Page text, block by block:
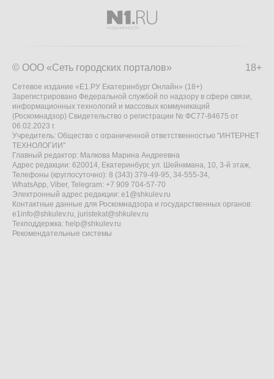
18+
© ООО «Сеть городских порталов»
Сетевое издание «Е1.РУ Екатеринбург Онлайн» (18+)
Зарегистрировано Федеральной службой по надзору в сфере связи,
информационных технологий и массовых коммуникаций
(Роскомнадзор) Свидетельство о регистрации № ФС77-84675 от
06.02.2023 г.
Учредитель: Общество с ограниченной ответственностью "ИНТЕРНЕТ
ТЕХНОЛОГИИ"
Главный редактор: Малкова Марина Андреевна
Адрес редакции: 620014, Екатеринбург, ул. Шейнкмана, 10, 3-й этаж,
Телефоны (круглосуточно): 8 (343) 379-49-95, 34-555-34,
WhatsApp, Viber, Telegram: +7 909 704-57-70
Электронный адрес редакции: e1@shkulev.ru
Контактные данные для Роскомнадзора и государственных органов:
e1info@shkulev.ru, juristekat@shkulev.ru
Техподдержка: help@shkulev.ru
Рекомендательные системы